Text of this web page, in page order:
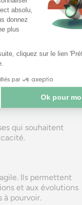
gestion des
la possibilité
évolutifs de
que sur la
des
qui souhaitent
Ils permettent
et aux évolutions
à pourvoir.